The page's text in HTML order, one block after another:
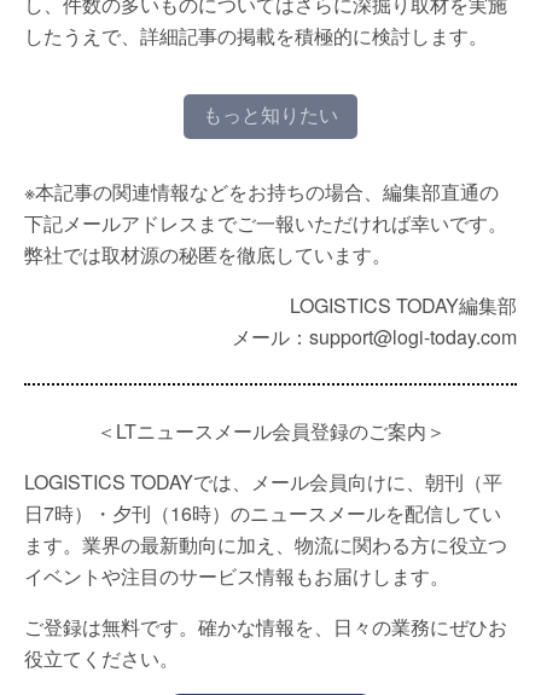
したうえで、詳細記事の掲載を積極的に検討します。
もっと知りたい
※本記事の関連情報などをお持ちの場合、編集部直通の
下記メールアドレスまでご一報いただければ幸いです。
弊社では取材源の秘匿を徹底しています。
LOGISTICS TODAY編集部
メール：support@logi-today.com
＜LTニュースメール会員登録のご案内＞
LOGISTICS TODAYでは、メール会員向けに、朝刊（平
日7時）・夕刊（16時）のニュースメールを配信してい
ます。業界の最新動向に加え、物流に関わる方に役立つ
イベントや注目のサービス情報もお届けします。
ご登録は無料です。確かな情報を、日々の業務にぜひお
役立てください。